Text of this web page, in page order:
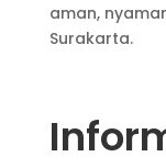
aman,
Surakarta.